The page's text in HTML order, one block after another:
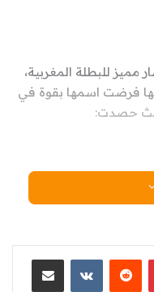
مميز للبطلة المغربية،
فرضت اسمها بقوة في
حيث حصدت:
2025
بينتيريست